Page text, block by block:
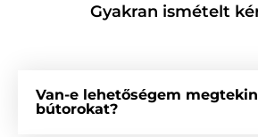
Gyakran ismételt
Van-e lehetőségem
bútorokat?